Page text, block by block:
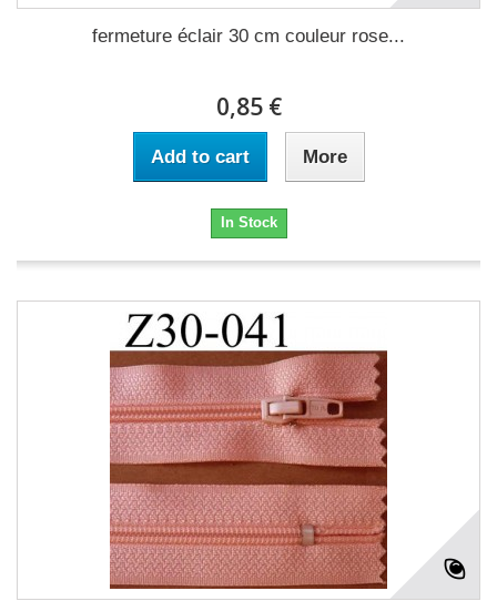
fermeture éclair 30 cm couleur rose...
0,85 €
Add to cart More
In Stock